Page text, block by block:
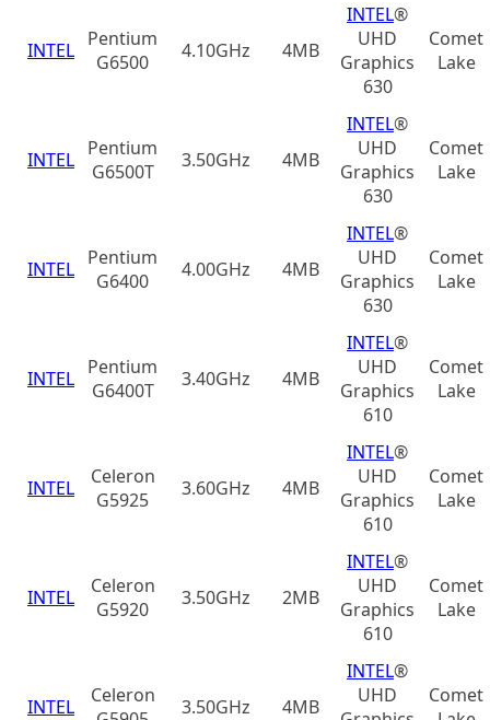
INTEL Pentium
G6500
4.10GHz 4MB
INTEL®
UHD
Graphics
630
Comet
Lake
INTEL Pentium
G6500T
3.50GHz 4MB
INTEL®
UHD
Graphics
630
Comet
Lake
INTEL Pentium
G6400
4.00GHz 4MB
INTEL®
UHD
Graphics
630
Comet
Lake
INTEL Pentium
G6400T
3.40GHz 4MB
INTEL®
UHD
Graphics
610
Comet
Lake
INTEL
Celeron
G5925
3.60GHz 4MB
INTEL®
UHD
Graphics
610
Comet
Lake
INTEL
Celeron
G5920
3.50GHz 2MB
INTEL®
UHD
Graphics
610
Comet
Lake
INTEL
Celeron
3.50GHz 4MB
INTEL®
UHD
Comet